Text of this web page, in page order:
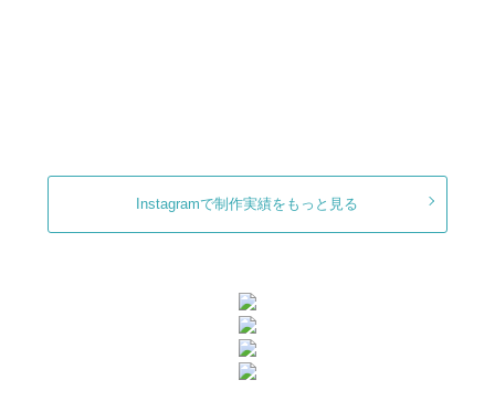
Instagramで制作実績をもっと見る